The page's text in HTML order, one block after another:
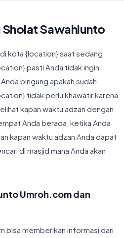
Sawahlunto
kota {location} saat sedang
pasti Anda tidak ingin
bingung apakah sudah
tidak perlu khawatir karena
kapan waktu adzan dengan
Anda berada, ketika Anda
kapan waktu adzan Anda dapat
di masjid mana Anda akan
Umroh.com dan
bisa memberikan informasi dari